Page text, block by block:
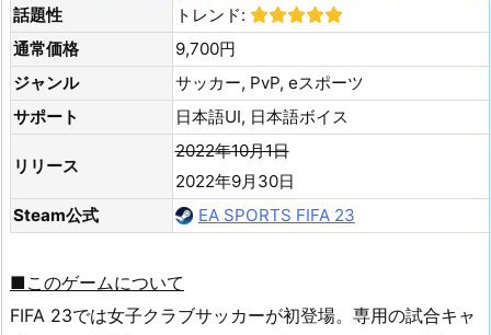
話題性
トレンド:
通常価格
9,700円
ジャンル
サッカー, PvP, eスポーツ
サポート
日本語UI, 日本語ボイス
リリース
2022年10月1日
2022年9月30日
Steam公式
EA SPORTS FIFA 23
■このゲームについて
FIFA 23では女子クラブサッカーが初登場。専用の試合キャ